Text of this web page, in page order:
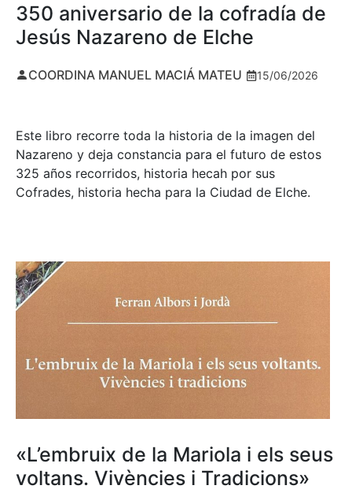
350 aniversario de la cofradía de
Jesús Nazareno de Elche
COORDINA MANUEL MACIÁ MATEU 15/06/2026
Este libro recorre toda la historia de la imagen del
Nazareno y deja constancia para el futuro de estos
325 años recorridos, historia hecah por sus
Cofrades, historia hecha para la Ciudad de Elche.
«L’embruix de la Mariola i els seus
voltans. Vivències i Tradicions»